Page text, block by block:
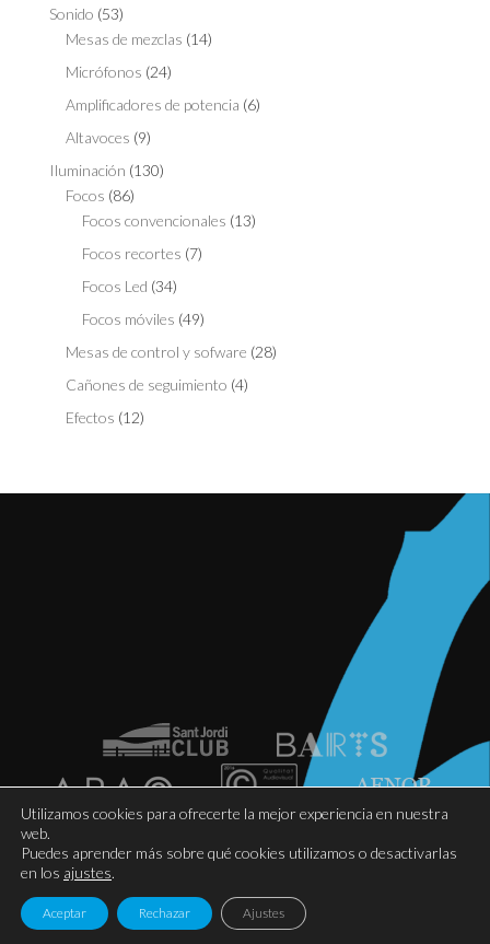
Sonido (53)
Mesas de mezclas (14)
Micrófonos (24)
Amplificadores de potencia (6)
Altavoces (9)
Iluminación (130)
Focos (86)
Focos convencionales (13)
Focos recortes (7)
Focos Led (34)
Focos móviles (49)
Mesas de control y sofware (28)
Cañones de seguimiento (4)
Efectos (12)
© Arcoiris Lighting Systems S.A. 2026 |
cookies
|Aviso legal Política de privacidad
Beardo
Utilizamos cookies para ofrecerte la mejor experiencia en nuestra
web.
Puedes aprender más sobre qué cookies utilizamos o desactivarlas
en los ajustes.
Aceptar Rechazar Ajustes